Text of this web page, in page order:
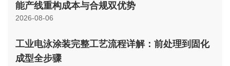
能产线重构成本与合规双优势
2026-08-06
工业电泳涂装完整工艺流程详解：前处理到固化
成型全步骤